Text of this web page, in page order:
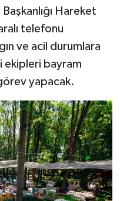
Hareket
telefonu
ve acil durumlara
ekipleri bayram
yapacak.